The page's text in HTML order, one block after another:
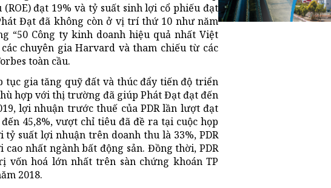
đạt 19% và tỷ suất sinh lợi cổ phiếu đạt
Đạt đã không còn ở vị trí thứ 10 như năm
“50 Công ty kinh doanh hiệu quả nhất Việt
chuyên gia Harvard và tham chiếu từ các
toàn cầu.
gia tăng quỹ đất và thúc đẩy tiến độ triển
hợp với thị trường đã giúp Phát Đạt đạt đến
lợi nhuận trước thuế của PDR lần lượt đạt
45,8%, vượt chỉ tiêu đã đề ra tại cuộc họp
suất lợi nhuận trên doanh thu là 33%, PDR
nhất ngành bất động sản. Đồng thời, PDR
vốn hoá lớn nhất trên sàn chứng khoán TP
2018.